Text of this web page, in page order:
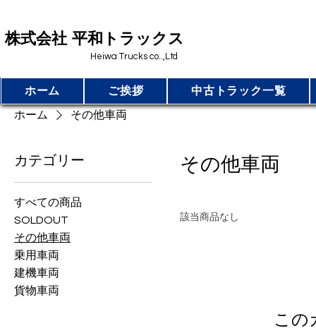
​株式会社 平和トラックス
Heiwa Trucks co..,Ltd
ホーム ご挨拶 中古トラック一覧
ホーム その他車両
カテゴリー
すべての商品
SOLDOUT
その他車両
乗用車両
建機車両
貨物車両
その他車両
該当商品なし
この